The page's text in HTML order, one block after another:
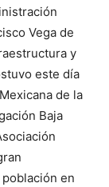
Vega de
y
este día
de la
Baja
en